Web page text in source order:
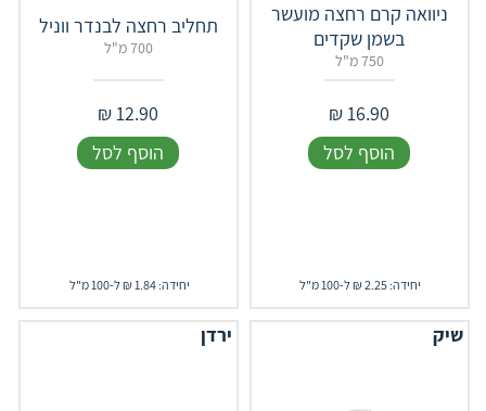
ניוואה קרם רחצה מועשר
בשמן שקדים
750 מ"ל
16.90
₪
הוסף לסל
יחידה: 2.25 ₪ ל-100 מ"ל
תחליב רחצה לבנדר ווניל
700 מ"ל
12.90
₪
הוסף לסל
יחידה: 1.84 ₪ ל-100 מ"ל
שיק ירדן